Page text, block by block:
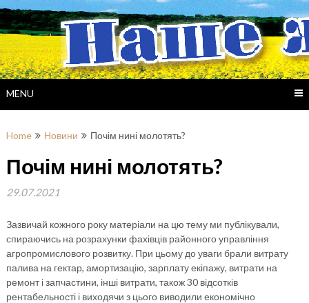
Skip
to
content
MENU
Home Новини Почім нині молотять?
Почім нині молотять?
29.07.2021
Зазвичай кожного року матеріали на цю тему ми публікували,
спираючись на розрахунки фахівців районного управління
агропромислового розвитку. При цьому до уваги брали витрату
палива на гектар, амортизацію, зарплату екіпажу, витрати на
ремонт і запчастини, інші витрати, також 30 відсотків
рентабельності і виходячи з цього виводили економічно